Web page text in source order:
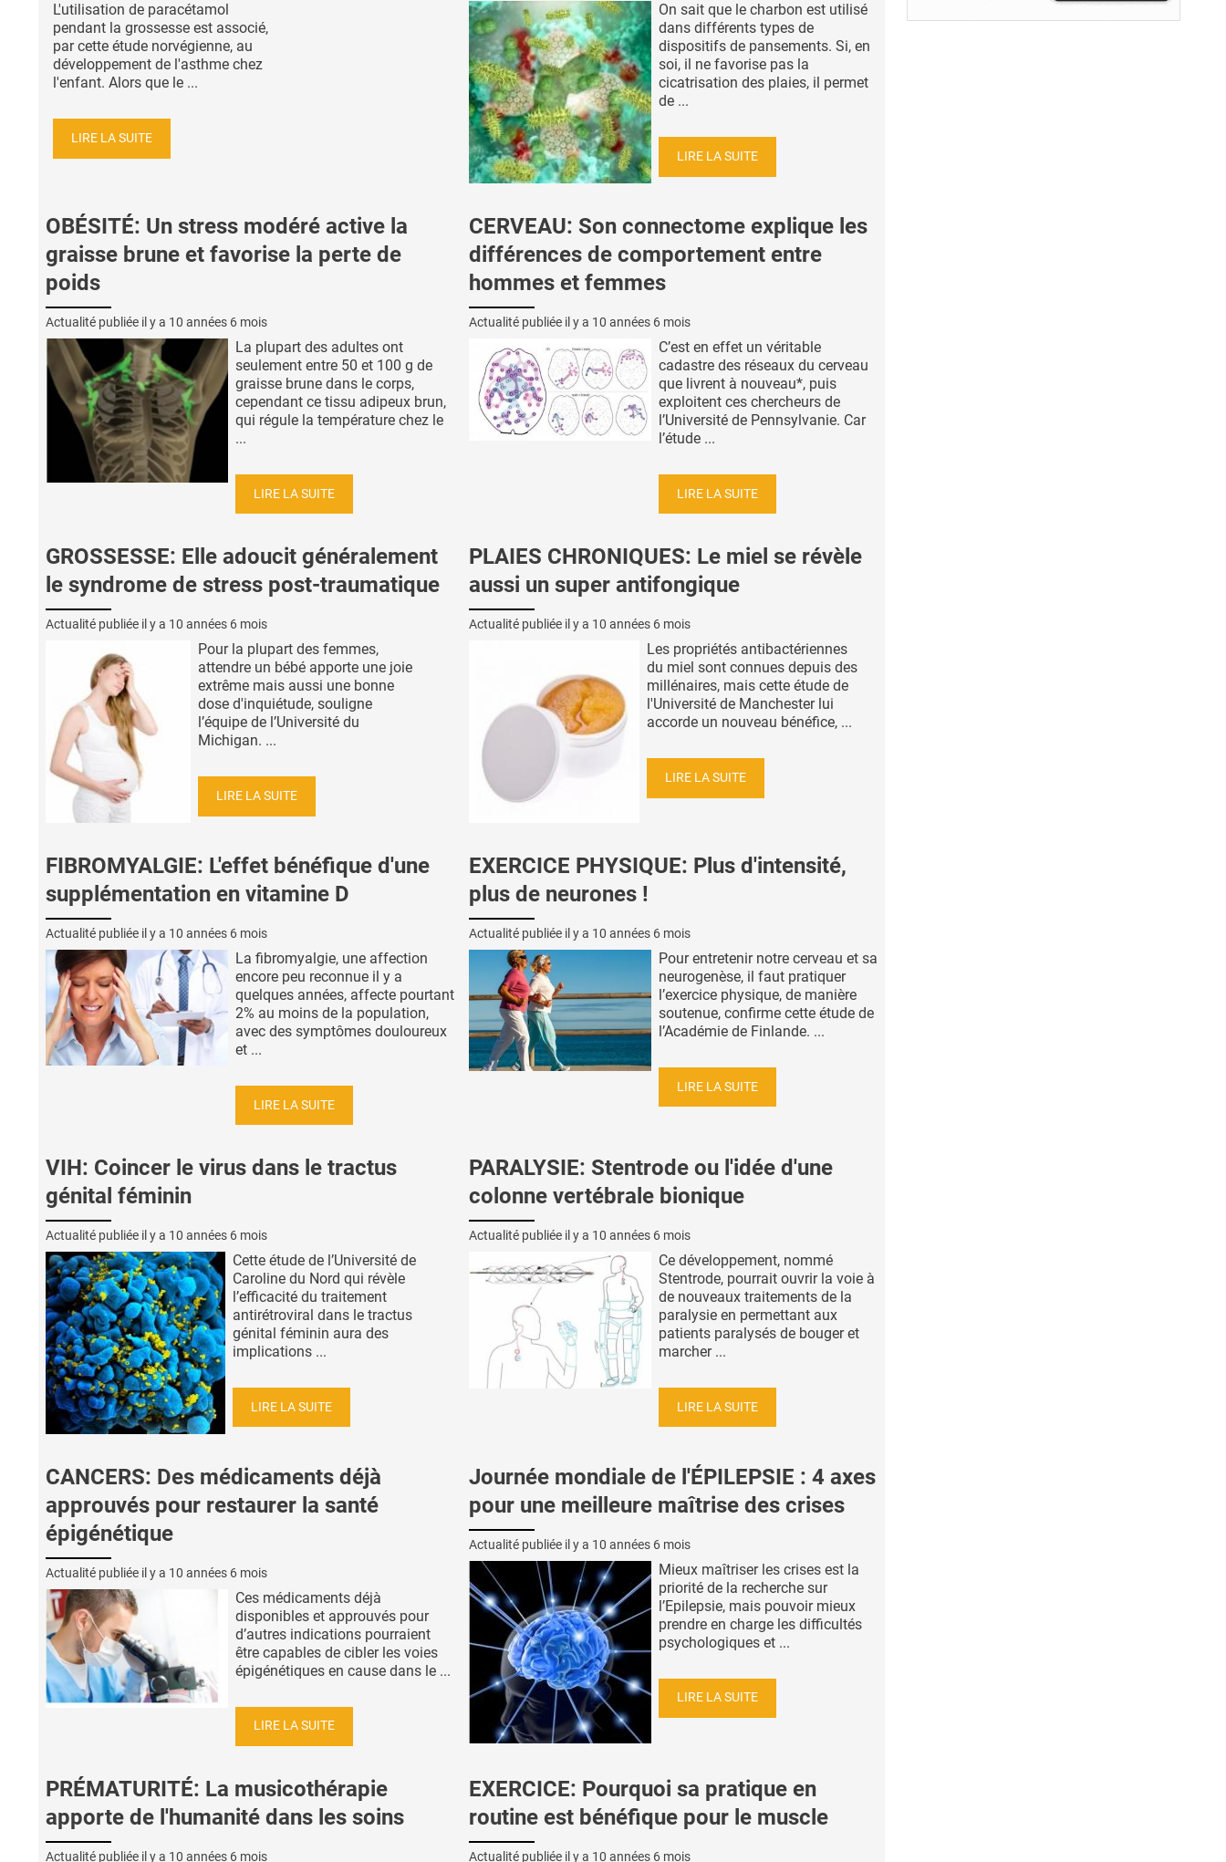
L'utilisation de paracétamol
pendant la grossesse est associé,
par cette étude norvégienne, au
développement de l'asthme chez
l'enfant. Alors que le ...
LIRE LA SUITE
On sait que le charbon est utilisé
dans différents types de
dispositifs de pansements. Si, en
soi, il ne favorise pas la
cicatrisation des plaies, il permet
de ...
LIRE LA SUITE
OBÉSITÉ: Un stress modéré active la
graisse brune et favorise la perte de
poids
Actualité publiée il y a 10 années 6 mois
La plupart des adultes ont
seulement entre 50 et 100 g de
graisse brune dans le corps,
cependant ce tissu adipeux brun,
qui régule la température chez le
...
LIRE LA SUITE
CERVEAU: Son connectome explique les
différences de comportement entre
hommes et femmes
Actualité publiée il y a 10 années 6 mois
C’est en effet un véritable
cadastre des réseaux du cerveau
que livrent à nouveau*, puis
exploitent ces chercheurs de
l’Université de Pennsylvanie. Car
l’étude ...
LIRE LA SUITE
GROSSESSE: Elle adoucit généralement
le syndrome de stress post-traumatique
Actualité publiée il y a 10 années 6 mois
Pour la plupart des femmes,
attendre un bébé apporte une joie
extrême mais aussi une bonne
dose d'inquiétude, souligne
l’équipe de l’Université du
Michigan. ...
LIRE LA SUITE
PLAIES CHRONIQUES: Le miel se révèle
aussi un super antifongique
Actualité publiée il y a 10 années 6 mois
Les propriétés antibactériennes
du miel sont connues depuis des
millénaires, mais cette étude de
l'Université de Manchester lui
accorde un nouveau bénéfice, ...
LIRE LA SUITE
FIBROMYALGIE: L'effet bénéfique d'une
supplémentation en vitamine D
Actualité publiée il y a 10 années 6 mois
La fibromyalgie, une affection
encore peu reconnue il y a
quelques années, affecte pourtant
2% au moins de la population,
avec des symptômes douloureux
et ...
LIRE LA SUITE
EXERCICE PHYSIQUE: Plus d'intensité,
plus de neurones !
Actualité publiée il y a 10 années 6 mois
Pour entretenir notre cerveau et sa
neurogenèse, il faut pratiquer
l’exercice physique, de manière
soutenue, confirme cette étude de
l’Académie de Finlande. ...
LIRE LA SUITE
VIH: Coincer le virus dans le tractus
génital féminin
Actualité publiée il y a 10 années 6 mois
Cette étude de l’Université de
Caroline du Nord qui révèle
l’efficacité du traitement
antirétroviral dans le tractus
génital féminin aura des
implications ...
LIRE LA SUITE
PARALYSIE: Stentrode ou l'idée d'une
colonne vertébrale bionique
Actualité publiée il y a 10 années 6 mois
Ce développement, nommé
Stentrode, pourrait ouvrir la voie à
de nouveaux traitements de la
paralysie en permettant aux
patients paralysés de bouger et
marcher ...
LIRE LA SUITE
CANCERS: Des médicaments déjà
approuvés pour restaurer la santé
épigénétique
Actualité publiée il y a 10 années 6 mois
Ces médicaments déjà
disponibles et approuvés pour
d’autres indications pourraient
être capables de cibler les voies
épigénétiques en cause dans le ...
LIRE LA SUITE
Journée mondiale de l'ÉPILEPSIE : 4 axes
pour une meilleure maîtrise des crises
Actualité publiée il y a 10 années 6 mois
Mieux maîtriser les crises est la
priorité de la recherche sur
l’Epilepsie, mais pouvoir mieux
prendre en charge les difficultés
psychologiques et ...
LIRE LA SUITE
PRÉMATURITÉ: La musicothérapie
apporte de l'humanité dans les soins
Actualité publiée il y a 10 années 6 mois
EXERCICE: Pourquoi sa pratique en
routine est bénéfique pour le muscle
Actualité publiée il y a 10 années 6 mois